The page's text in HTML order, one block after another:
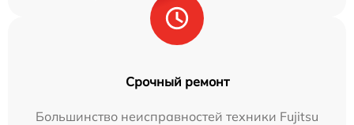
Срочный ремонт
Большинство неисправностей техники Fujitsu